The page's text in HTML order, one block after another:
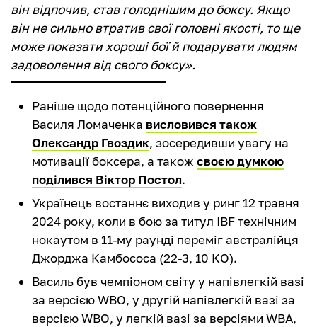
він відпочив, став голоднішим до боксу. Якщо
він не сильно втратив свої головні якості, то ще
може показати хороші бої й подарувати людям
задоволення від свого боксу».
Раніше щодо потенційного повернення
Василя Ломаченка висловився також
Олександр Гвоздик, зосередивши увагу на
мотивації боксера, а також своєю думкою
поділився Віктор Постол.
Українець востаннє виходив у ринг 12 травня
2024 року, коли в бою за титул IBF технічним
нокаутом в 11-му раунді переміг австралійця
Джорджа Камбососа (22-3, 10 КО).
Василь був чемпіоном світу у напівлегкій вазі
за версією WBO, у другій напівлегкій вазі за
версією WBO, у легкій вазі за версіями WBA,